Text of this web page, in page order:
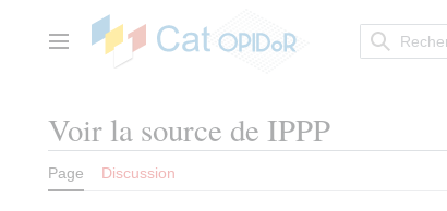
contenuMenu principal
Voir la source de IPPP
Page Discussion